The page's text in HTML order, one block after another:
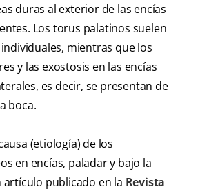
duras al exterior de las encías
Los torus palatinos suelen
mientras que los
y las exostosis en las encías
es decir, se presentan de
boca.
(etiología) de los
en encías, paladar y bajo la
artículo publicado en la Revista